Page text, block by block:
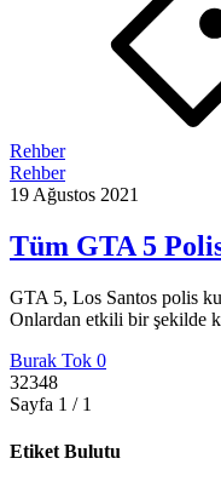
Rehber
Rehber
19 Ağustos 2021
Tüm GTA 5
GTA 5, Los Santos polis
Onlardan etkili bir şekilde
Burak Tok 0
32348
Sayfa 1 / 1
Etiket Bulutu